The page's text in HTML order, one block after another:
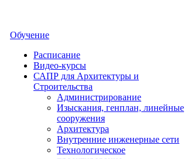
Обучение
Расписание
Видео-курсы
САПР для Архитектуры и
Строительства
Администрирование
Изыскания, генплан, линейные
сооружения
Архитектура
Внутренние инженерные сети
Технологическое